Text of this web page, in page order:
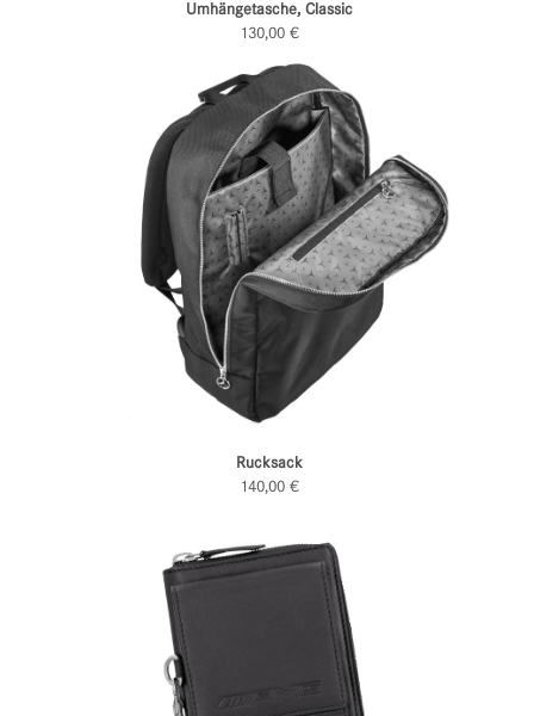
Umhängetasche, Classic
130,00 €
Rucksack
140,00 €